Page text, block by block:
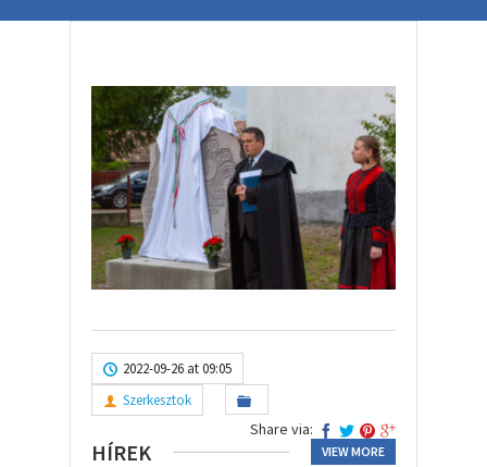
2022-09-26 at 09:05
Szerkesztok
Share via:
HÍREK VIEW MORE